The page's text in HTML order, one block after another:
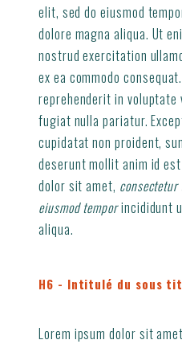
elit, sed do eiusmod
dolore magna aliqua. Ut
nostrud exercitation
ex ea commodo
reprehenderit in
fugiat nulla pariatur.
cupidatat non proident,
deserunt mollit anim id
dolor sit amet,
eiusmod temporincididunt
aliqua.
H6 - Intitulé du sous
Lorem ipsum dolor sit